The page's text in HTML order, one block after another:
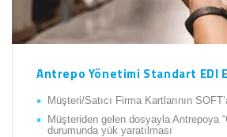
Antrepo Yönetimi Standart EDI
Müşteri/Satıcı Firma Kartlarının
Müşteriden gelen dosyayla Antrepoya
durumunda yük yaratılması